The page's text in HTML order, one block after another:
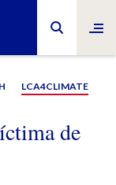
LCA4CLIMATE
de